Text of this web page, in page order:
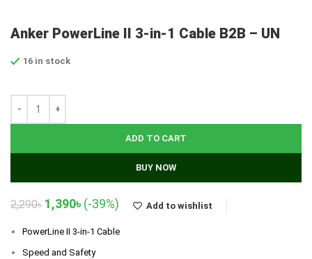
Anker PowerLine II 3-in-1 Cable B2B – UN
16 in stock
ADD TO CART
BUY NOW
2,290৳ Original
was:
2,290৳.
1,390৳Current
is:
1,390৳.
(-39%) Add to wishlist
PowerLine II 3-in-1 Cable
Speed and Safety